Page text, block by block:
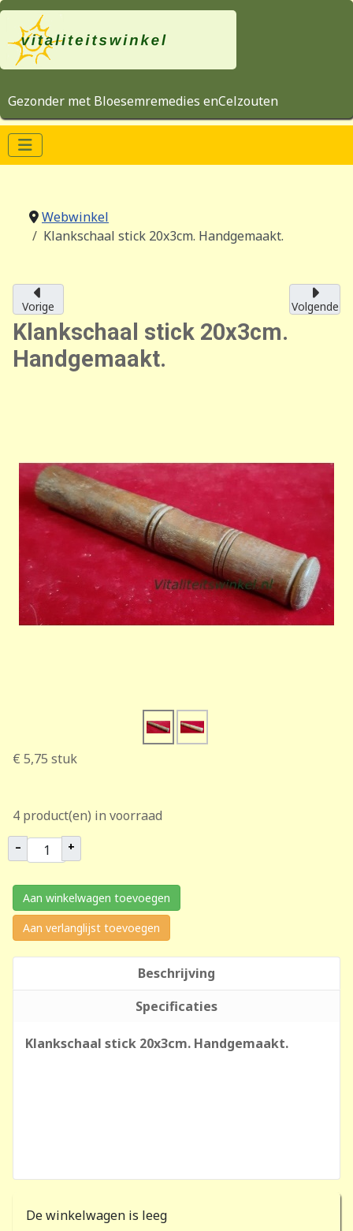
Gezonder met Bloesemremedies enCelzouten
Webwinkel
Klankschaal stick 20x3cm. Handgemaakt.
Vorige Volgende
Klankschaal stick 20x3cm.
Handgemaakt.
€ 5,75 stuk
4 product(en) in voorraad
– +
Aan winkelwagen toevoegen
Aan verlanglijst toevoegen
Beschrijving
Specificaties
Klankschaal stick 20x3cm. Handgemaakt.
De winkelwagen is leeg